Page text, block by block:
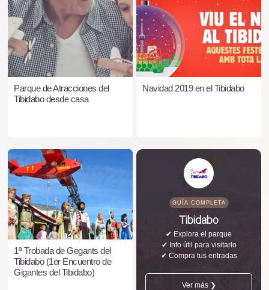
Parque de Atracciones del
Tibidabo desde casa
Navidad 2019 en el Tibidabo
1ª Trobada de Gegants del
Tibidabo (1er Encuentro de
Gigantes del Tibidabo)
GUÍA COMPLETA
Tibidabo
✔ Explora el parque
✔ Info útil para visitarlo
✔ Compra tus entradas
Ver más ❯